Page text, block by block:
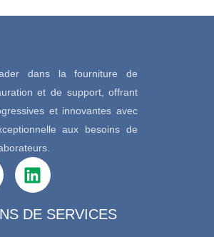
dans la fourniture de
et de support, offrant
et innovantes avec
aux besoins de
DE SERVICES